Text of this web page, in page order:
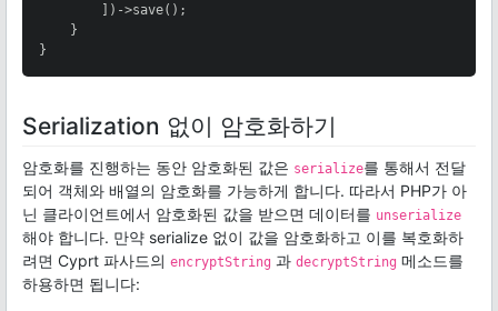
        ])->save();
    }
}
Serialization 없이 암호화하기
암호화를 진행하는 동안 암호화된 값은 serialize를 통해서 전달
되어 객체와 배열의 암호화를 가능하게 합니다. 따라서 PHP가 아
닌 클라이언트에서 암호화된 값을 받으면 데이터를 unserialize
해야 합니다. 만약 serialize 없이 값을 암호화하고 이를 복호화하
려면 Cyprt 파사드의 encryptString 과 decryptString 메소드를
하용하면 됩니다: